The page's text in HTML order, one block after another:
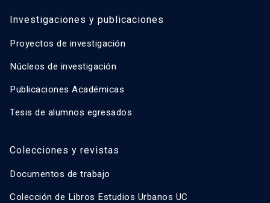
Investigaciones y publicaciones
Proyectos de investigación
Núcleos de investigación
Publicaciones Académicas
Tesis de alumnos egresados
Colecciones y revistas
Documentos de trabajo
Colección de Libros Estudios Urbanos UC